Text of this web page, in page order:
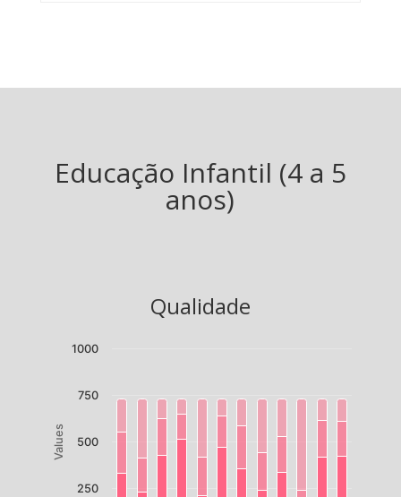
Educação Infantil (4 a 5
anos)
Qualidade
Values
250
500
750
1000